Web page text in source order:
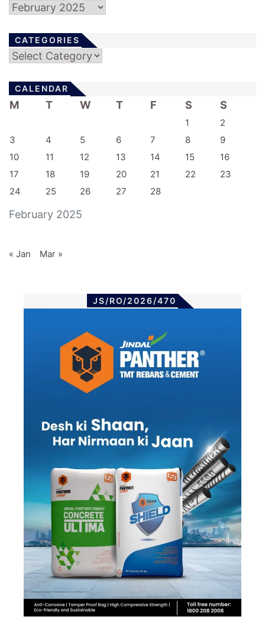
Archives
CATEGORIES
Categories
CALENDAR
February 2025
M T W T F S S
1
2
3
4 5 6 7 8
9
10
11 12 13 14 15
16
17
18 19 20 21 22
23
24
25 26 27 28
« Jan Mar »
JS/RO/2026/470